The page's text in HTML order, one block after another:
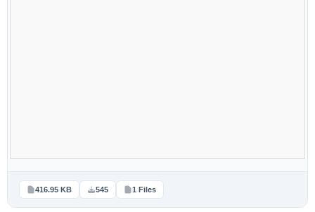
416.95 KB 545 1 Files